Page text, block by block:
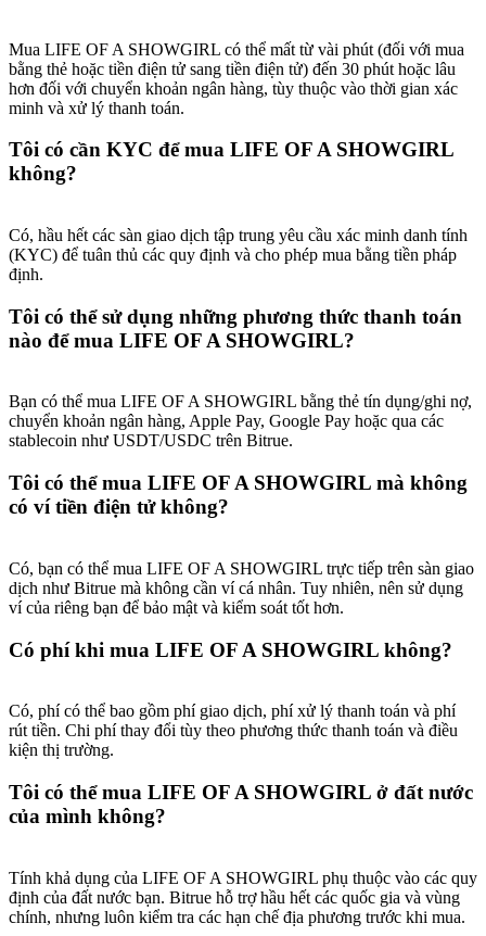
Mua LIFE OF A SHOWGIRL có thể mất từ vài phút (đối với mua
bằng thẻ hoặc tiền điện tử sang tiền điện tử) đến 30 phút hoặc lâu
hơn đối với chuyển khoản ngân hàng, tùy thuộc vào thời gian xác
minh và xử lý thanh toán.
Tôi có cần KYC để mua LIFE OF A SHOWGIRL
không?
Có, hầu hết các sàn giao dịch tập trung yêu cầu xác minh danh tính
(KYC) để tuân thủ các quy định và cho phép mua bằng tiền pháp
định.
Tôi có thể sử dụng những phương thức thanh toán
nào để mua LIFE OF A SHOWGIRL?
Bạn có thể mua LIFE OF A SHOWGIRL bằng thẻ tín dụng/ghi nợ,
chuyển khoản ngân hàng, Apple Pay, Google Pay hoặc qua các
stablecoin như USDT/USDC trên Bitrue.
Tôi có thể mua LIFE OF A SHOWGIRL mà không
có ví tiền điện tử không?
Có, bạn có thể mua LIFE OF A SHOWGIRL trực tiếp trên sàn giao
dịch như Bitrue mà không cần ví cá nhân. Tuy nhiên, nên sử dụng
ví của riêng bạn để bảo mật và kiểm soát tốt hơn.
Có phí khi mua LIFE OF A SHOWGIRL không?
Có, phí có thể bao gồm phí giao dịch, phí xử lý thanh toán và phí
rút tiền. Chi phí thay đổi tùy theo phương thức thanh toán và điều
kiện thị trường.
Tôi có thể mua LIFE OF A SHOWGIRL ở đất nước
của mình không?
Tính khả dụng của LIFE OF A SHOWGIRL phụ thuộc vào các quy
định của đất nước bạn. Bitrue hỗ trợ hầu hết các quốc gia và vùng
chính, nhưng luôn kiểm tra các hạn chế địa phương trước khi mua.